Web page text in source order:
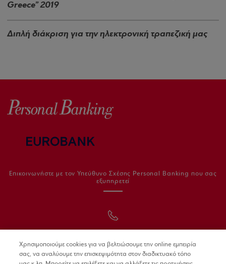
Greece” 2019
Διπλή διάκριση για την ηλεκτρονική τραπεζική μας
Επικοινωνήστε με τον Υπεύθυνο Σχέσης Personal Banking που σας
εξυπηρετεί
Χρησιμοποιούμε cookies για να βελτιώσουμε την online εμπειρία
σας, να αναλύουμε την επισκεψιμότητα στον διαδικτυακό τόπο